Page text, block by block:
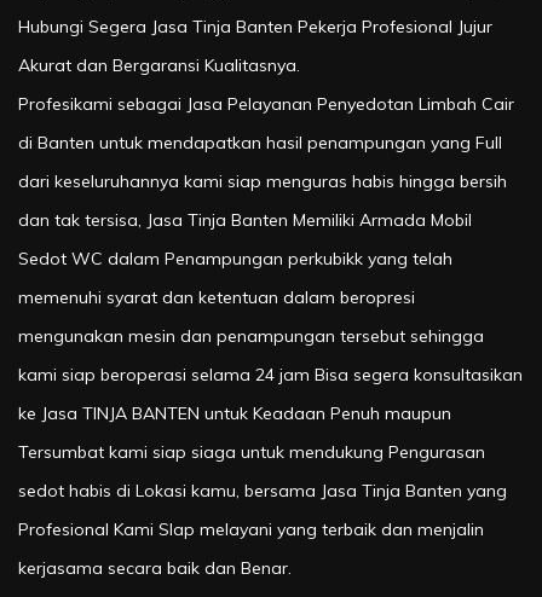
Hubungi Segera Jasa Tinja Banten Pekerja Profesional Jujur
Akurat dan Bergaransi Kualitasnya.
Profesikami sebagai Jasa Pelayanan Penyedotan Limbah Cair
di Banten untuk mendapatkan hasil penampungan yang Full
dari keseluruhannya kami siap menguras habis hingga bersih
dan tak tersisa, Jasa Tinja Banten Memiliki Armada Mobil
Sedot WC dalam Penampungan perkubikk yang telah
memenuhi syarat dan ketentuan dalam beropresi
mengunakan mesin dan penampungan tersebut sehingga
kami siap beroperasi selama 24 jam Bisa segera konsultasikan
ke Jasa TINJA BANTEN untuk Keadaan Penuh maupun
Tersumbat kami siap siaga untuk mendukung Pengurasan
sedot habis di Lokasi kamu, bersama Jasa Tinja Banten yang
Profesional Kami SIap melayani yang terbaik dan menjalin
kerjasama secara baik dan Benar.